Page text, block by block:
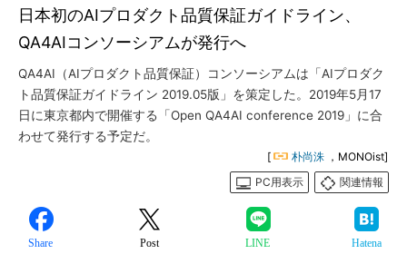
日本初のAIプロダクト品質保証ガイドライン、
QA4AIコンソーシアムが発行へ
QA4AI（AIプロダクト品質保証）コンソーシアムは「AIプロダク
ト品質保証ガイドライン 2019.05版」を策定した。2019年5月17
日に東京都内で開催する「Open QA4AI conference 2019」に合
わせて発行する予定だ。
[ 朴尚洙 ，MONOist]
PC用表示
関連情報
Share Post LINE Hatena